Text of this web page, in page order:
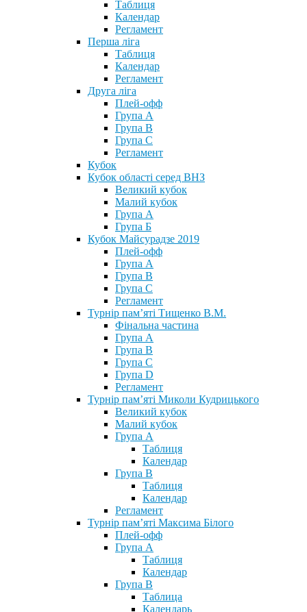
Таблиця
Календар
Регламент
Перша ліга
Таблиця
Календар
Регламент
Друга ліга
Плей-офф
Група А
Група В
Група С
Регламент
Кубок
Кубок області серед ВНЗ
Великий кубок
Малий кубок
Група А
Група Б
Кубок Майсурадзе 2019
Плей-офф
Група А
Група В
Група С
Регламент
Турнір пам’яті Тищенко В.М.
Фінальна частина
Група А
Група В
Група С
Група D
Регламент
Турнір пам’яті Миколи Кудрицького
Великий кубок
Малий кубок
Група А
Таблиця
Календар
Група В
Таблиця
Календар
Регламент
Турнір пам’яті Максима Білого
Плей-офф
Група А
Таблиця
Календар
Група В
Таблица
Календарь